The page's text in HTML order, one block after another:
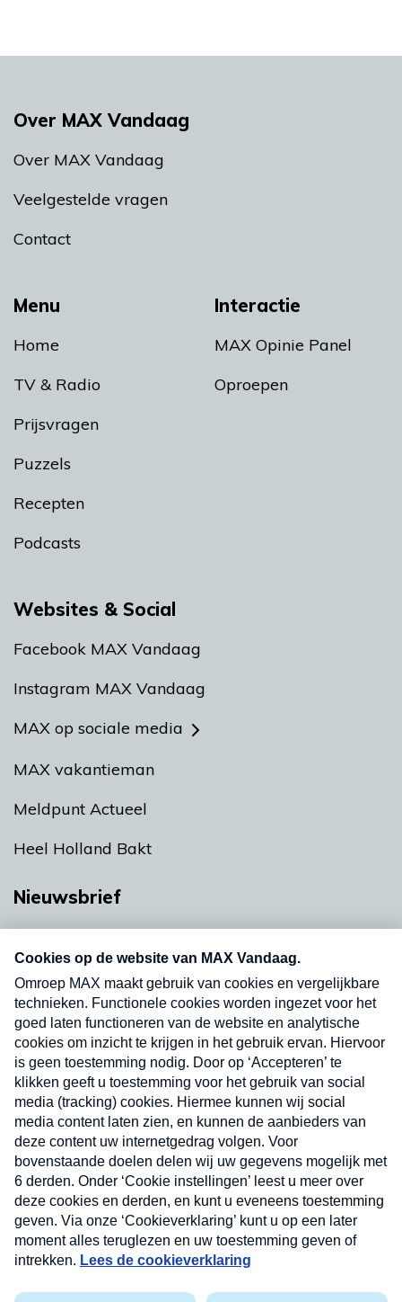
Menu
Home
TV & Radio
Prijsvragen
Puzzels
Recepten
Podcasts
Interactie
MAX Opinie Panel
Oproepen
Over MAX Vandaag
Over MAX Vandaag
Veelgestelde vragen
Contact
Websites & Social
Facebook MAX Vandaag
Instagram MAX Vandaag
MAX op sociale media
MAX vakantieman
Meldpunt Actueel
Heel Holland Bakt
Nieuwsbrief
nieuwsbrief. Elke vrijdag- en dinsdagochtend in
uw mailbox.
Verzend
Nieuwsbrief
Neem hier een gratis abonnement op onze
nieuwsbrief. Elke vrijdag- en dinsdagochtend in uw